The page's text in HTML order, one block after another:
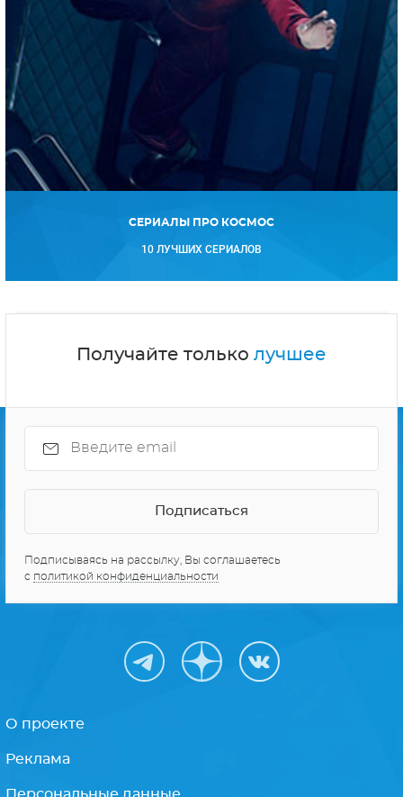
СЕРИАЛЫ ПРО КОСМОС
10 ЛУЧШИХ СЕРИАЛОВ
Получайте только лучшее
Подписываясь на рассылку, Вы соглашаетесь
с политикой конфиденциальности
О проекте
Реклама